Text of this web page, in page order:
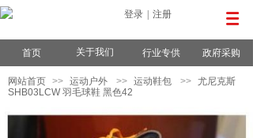
登录 注册
首页 关于我们 行业专供 政府采购
网站首页 >> 运动户外 >> 运动鞋包 >> 尤尼克斯
SHB03LCW 羽毛球鞋 黑色42